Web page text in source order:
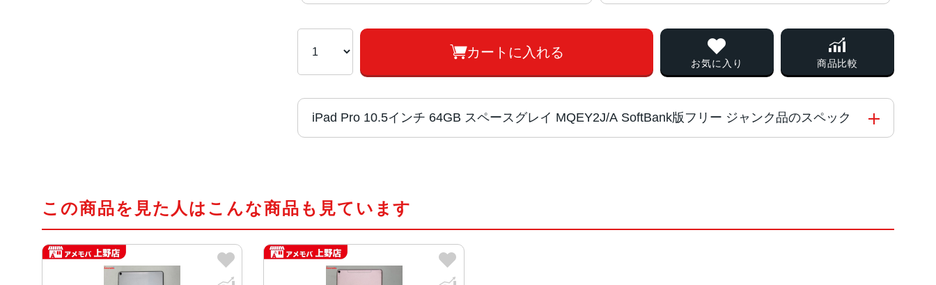
カートに入れる
お気に入り 商品比較
iPad Pro 10.5インチ 64GB スペースグレイ MQEY2J/A SoftBank版フリー ジャンク品のスペック
カラー ゴールド、スペースグレイ、シルバー 、ローズゴールド
サイズ 250.6×174.1×6.1mm
この商品を見た人はこんな商品も見ています